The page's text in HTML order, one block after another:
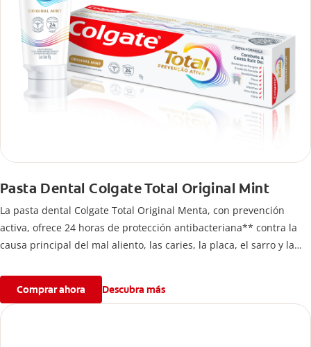
Pasta Dental Colgate Total Original Mint
La pasta dental Colgate Total Original Menta, con prevención
activa, ofrece 24 horas de protección antibacteriana** contra la
causa principal del mal aliento, las caries, la placa, el sarro y la
Comprar ahora Descubra más